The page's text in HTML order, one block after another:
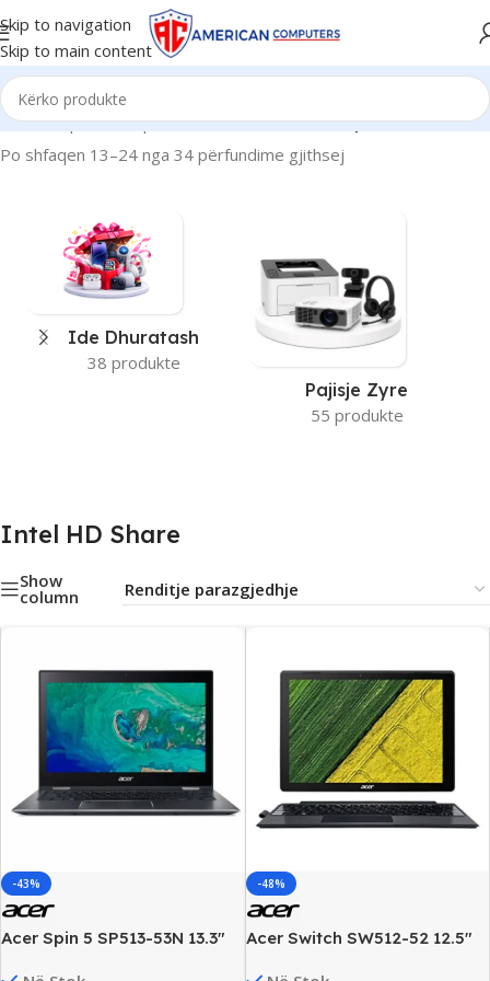
Skip to navigation
Skip to main content
Kreu/Graphic Card produkti/Intel HD Share/Faqe 2
Po shfaqen 13–24 nga 34 përfundime gjithsej
Ide Dhuratash
38 produkte
Pajisje Zyre
55 produkte
Intel HD Share
Show
column
-43%
Acer Spin 5 SP513-53N 13.3″
-48%
Acer Switch SW512-52 12.5″